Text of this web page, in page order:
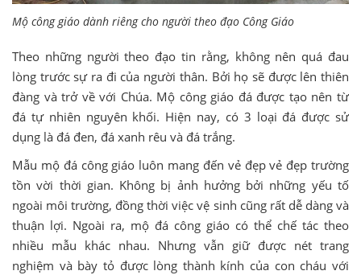
Mộ công giáo dành riêng cho người theo đạo Công Giáo
Theo những người theo đạo tin rằng, không nên quá đau
lòng trước sự ra đi của người thân. Bởi họ sẽ được lên thiên
đàng và trở về với Chúa. Mộ công giáo đá được tạo nên từ
đá tự nhiên nguyên khối. Hiện nay, có 3 loại đá được sử
dụng là đá đen, đá xanh rêu và đá trắng.
Mẫu mộ đá công giáo luôn mang đến vẻ đẹp vẻ đẹp trường
tồn vời thời gian. Không bị ảnh hưởng bởi những yếu tố
ngoài môi trường, đồng thời việc vệ sinh cũng rất dễ dàng và
thuận lợi. Ngoài ra, mộ đá công giáo có thể chế tác theo
nhiều mẫu khác nhau. Nhưng vẫn giữ được nét trang
nghiệm và bày tỏ được lòng thành kính của con cháu với